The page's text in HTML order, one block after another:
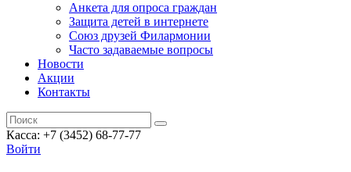
Анкета для опроса граждан
Защита детей в интернете
Союз друзей Филармонии
Часто задаваемые вопросы
Новости
Акции
Контакты
Касса: +7 (3452) 68-77-77
Войти